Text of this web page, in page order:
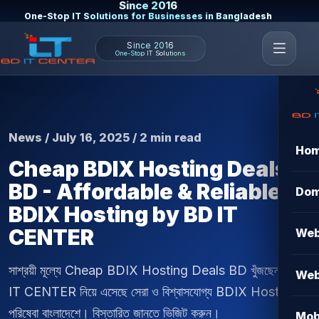
Since 2016
One-Stop IT Solutions for Businesses in Bangladesh
Since 2016
One-Stop IT Solutions
News / July 16, 2025 / 2 min read
Cheap BDIX Hosting Deals
BD - Affordable & Reliable
BDIX Hosting by BD IT
CENTER
সাশ্রয়ী মূল্যে Cheap BDIX Hosting Deals BD খুঁজছেন? BD
IT CENTER নিয়ে এসেছে সেরা ও বিশ্বাসযোগ্য BDIX Hosting
পরিষেবা বাংলাদেশে। বিস্তারিত জানতে ভিজিট করুন।